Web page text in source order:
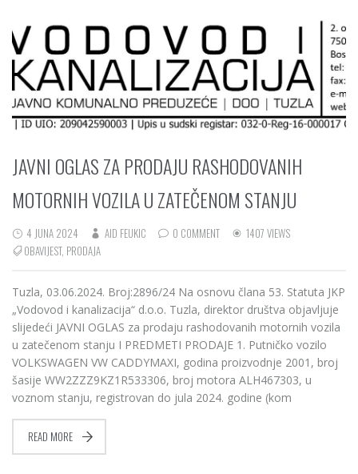
JAVNI OGLAS ZA PRODAJU RASHODOVANIH
MOTORNIH VOZILA U ZATEČENOM STANJU
4 JUNA 2024 AID FEUKIC 0 COMMENT
1407 VIEWS
OBAVIJEST, PRODAJA
Tuzla, 03.06.2024. Broj:2896/24 Na osnovu člana 53. Statuta JKP
„Vodovod i kanalizacija“ d.o.o. Tuzla, direktor društva objavljuje
slijedeći JAVNI OGLAS za prodaju rashodovanih motornih vozila
u zatečenom stanju I PREDMETI PRODAJE 1. Putničko vozilo
VOLKSWAGEN VW CADDYMAXI, godina proizvodnje 2001, broj
šasije WW2ZZZ9KZ1R533306, broj motora ALH467303, u
voznom stanju, registrovan do jula 2024. godine (kom
READ MORE